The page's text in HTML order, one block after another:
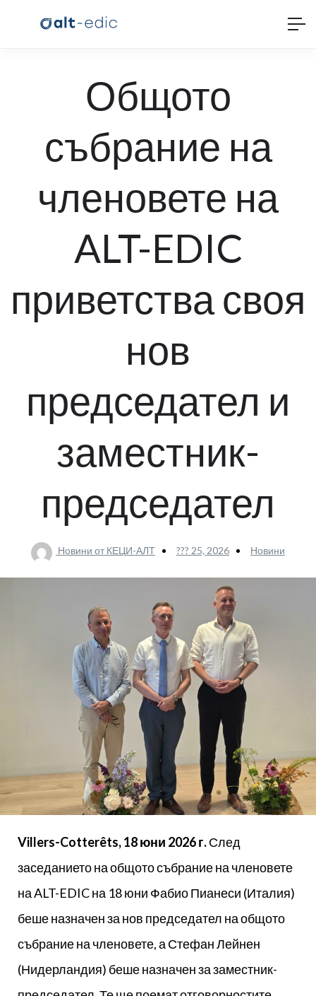
Общото
събрание на
членовете на
ALT-EDIC
приветства своя
нов
председател и
заместник-
председател
Новини от КЕЦИ-АЛТ ??? 25, 2026 Новини
Villers-Cotterêts, 18 юни 2026 г.След
заседанието на общото събрание на членовете
на ALT-EDIC на 18 юни Фабио Пианеси (Италия)
беше назначен за нов председател на общото
събрание на членовете, а Стефан Лейнен
(Нидерландия) беше назначен за заместник-